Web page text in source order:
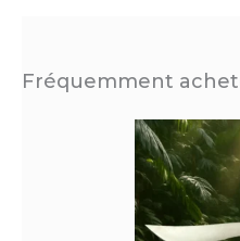
Fréquemment